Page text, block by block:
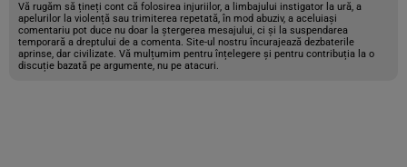
Vă rugăm să țineți cont că folosirea injuriilor, a limbajului instigator la ură, a
apelurilor la violență sau trimiterea repetată, în mod abuziv, a aceluiași
comentariu pot duce nu doar la ștergerea mesajului, ci și la suspendarea
temporară a dreptului de a comenta. Site-ul nostru încurajează dezbaterile
aprinse, dar civilizate. Vă mulțumim pentru înțelegere și pentru contribuția la o
discuție bazată pe argumente, nu pe atacuri.